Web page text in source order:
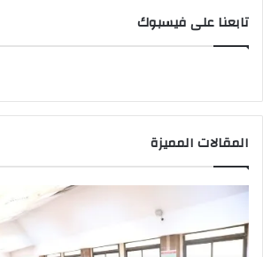
تابعنا على فيسبوك
المقالات المميزة
وزير
العالي
يتفقد